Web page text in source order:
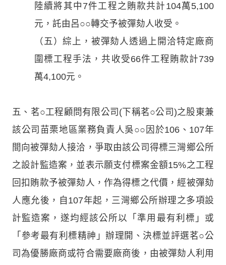
陸續將其中7件工程之賄款共計104萬5,100
元，託由呂○○轉交予被彈劾人收受。
（五）綜上，被彈劾人透過上開洽特定廠商
圍標工程手法，共收受66件工程賄款計739
萬4,100元。
五、茗○工程顧問有限公司(下稱茗○公司)之股東兼
該公司苗栗地區業務負責人吳○○因於106、107年
間向被彈劾人接洽，爭取由該公司得標三灣鄉公所
之設計監造案，並表示願支付標案金額15%之工程
回扣賄款予被彈劾人，作為得標之代價，經被彈劾
人應允後，自107年起，三灣鄉公所辦理之多項設
計監造案，遂均經該公所以「準用最有利標」或
「參考最有利標精神」辦理開、決標並評選茗○公
司為優勝廠商或符合需要廠商後，由被彈劾人利用